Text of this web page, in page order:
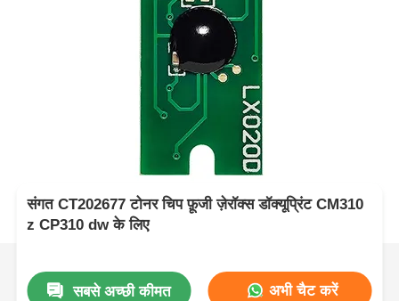
संगत CT202677 टोनर चिप फ़ूजी ज़ेरॉक्स डॉक्यूप्रिंट CM310
z CP310 dw के लिए
सबसे अच्छी कीमत अभी चैट करें